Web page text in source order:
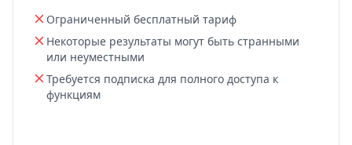
Ограниченный бесплатный тариф
Некоторые результаты могут быть странными
или неуместными
Требуется подписка для полного доступа к
функциям